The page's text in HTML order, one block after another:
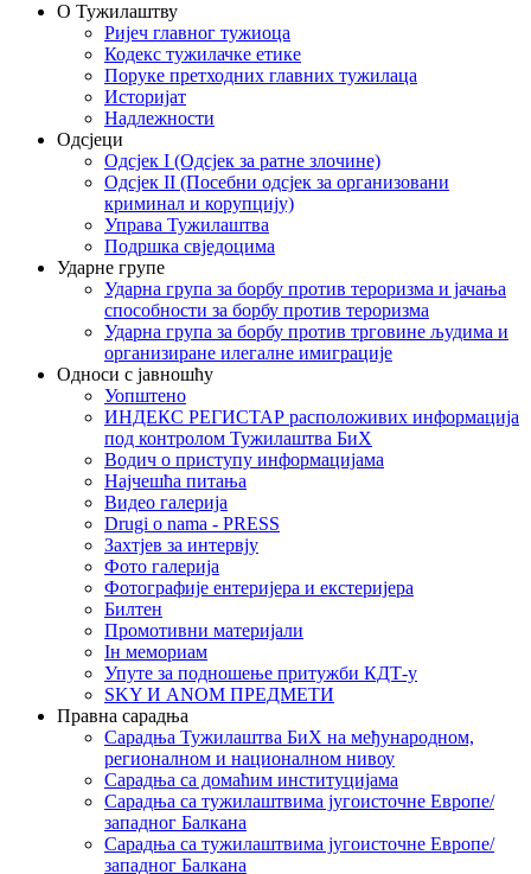
О Тужилаштву
Ријеч главног тужиоца
Кодекс тужилачке етике
Поруке претходних главних тужилаца
Историјат
Надлежности
Одсјеци
Одсјек I (Одсјек за ратне злочине)
Одсјек II (Посебни одсјек за организовани
криминал и корупцију)
Управа Тужилаштва
Подршка свједоцима
Ударне групе
Ударна група за борбу против тероризма и јачања
способности за борбу против тероризма
Ударна група за борбу против трговине људима и
организиране илегалне имиграције
Односи с јавношћу
Уопштено
ИНДЕКС РЕГИСТАР расположивих информација
под контролом Тужилаштва БиХ
Водич о приступу информацијама
Најчешћа питања
Видео галерија
Drugi o nama - PRESS
Захтјев за интервју
Фото галерија
Фотографије ентеријера и екстеријера
Билтен
Промотивни материјали
Iн мемориам
Упуте за подношење притужби КДТ-у
SKY И ANOM ПРЕДМЕТИ
Правна сарадња
Сарадња Тужилаштва БиХ на међународном,
регионалном и националном нивоу
Сарадња са домаћим институцијама
Сарадња са тужилаштвима југоисточне Европе/
западног Балкана
Сарадња са тужилаштвима југоисточне Европе/
западног Балкана